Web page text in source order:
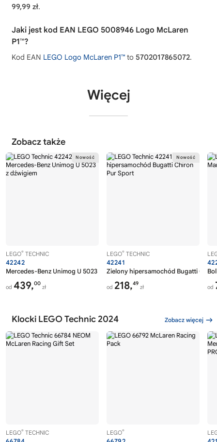
99,99 zł.
Jaki jest kod EAN LEGO 5008946 Logo McLaren
P1™?
Kod EAN LEGO Logo McLaren P1™ to 5702017865072.
Więcej
Zobacz także
LEGO® TECHNIC
42242
Mercedes-Benz Unimog U 5023 z dźwigiem
od 439,00
zł
LEGO® TECHNIC
42241
Zielony hipersamochód Bugatti
od 218,49
zł od
Klocki LEGO Technic 2024 Zobacz więcej
LEGO® TECHNIC LEGO®